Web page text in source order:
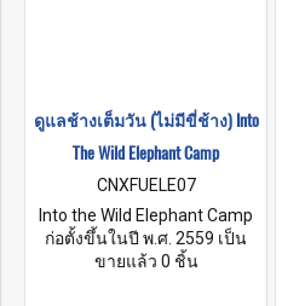
ดูแลช้างเต็มวัน (ไม่มีขี่ช้าง) Into
The Wild Elephant Camp
CNXFUELE07
Into the Wild Elephant Camp
ก่อตั้งขึ้นในปี พ.ศ. 2559 เป็น
ปางช้างที่มีจริยธรรมทางตอน
ขายแล้ว 0 ชิ้น